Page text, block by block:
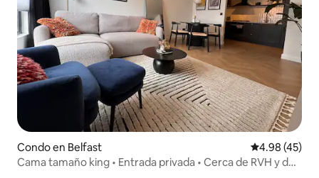
Condo en Belfast Calificación
4.98 (45)
Cama tamaño king • Entrada privada • Cerca de RVH y del